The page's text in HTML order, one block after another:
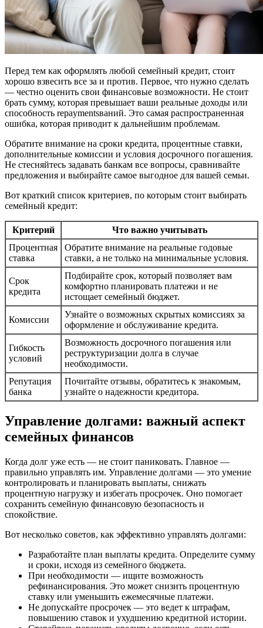
Перед тем как оформлять любой семейный кредит, стоит
хорошо взвесить все за и против. Первое, что нужно сделать
— честно оценить свои финансовые возможности. Не стоит
брать сумму, которая превышает ваши реальные доходы или
способность repaymentsваний. Это самая распространенная
ошибка, которая приводит к дальнейшим проблемам.
Обратите внимание на сроки кредита, процентные ставки,
дополнительные комиссии и условия досрочного погашения.
Не стесняйтесь задавать банкам все вопросы, сравнивайте
предложения и выбирайте самое выгодное для вашей семьи.
Вот краткий список критериев, по которым стоит выбирать
семейный кредит:
Критерий
Что важно учитывать
Процентная
ставка
Обратите внимание на реальные годовые
ставки, а не только на минимальные условия.
Срок
кредита
Подбирайте срок, который позволяет вам
комфортно планировать платежи и не
истощает семейный бюджет.
Комиссии
Узнайте о возможных скрытых комиссиях за
оформление и обслуживание кредита.
Гибкость
условий
Возможность досрочного погашения или
реструктуризации долга в случае
необходимости.
Репутация
банка
Почитайте отзывы, обратитесь к знакомым,
узнайте о надежности кредитора.
Управление долгами: важный аспект
семейных финансов
Когда долг уже есть — не стоит паниковать. Главное —
правильно управлять им. Управление долгами — это умение
контролировать и планировать выплаты, снижать
процентную нагрузку и избегать просрочек. Оно помогает
сохранить семейную финансовую безопасность и
спокойствие.
Вот несколько советов, как эффективно управлять долгами:
Разработайте план выплаты кредита. Определите сумму
и сроки, исходя из семейного бюджета.
При необходимости — ищите возможность
рефинансирования. Это может снизить процентную
ставку или уменьшить ежемесячные платежи.
Не допускайте просрочек — это ведет к штрафам,
повышению ставок и ухудшению кредитной истории.